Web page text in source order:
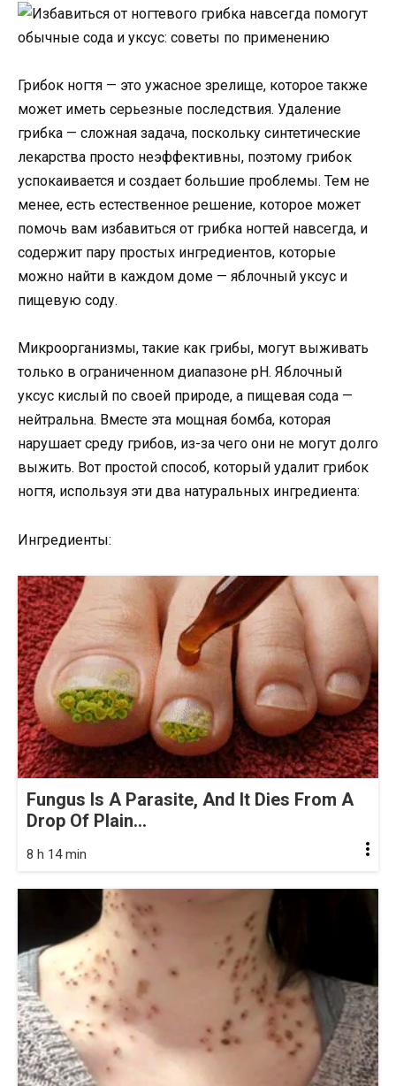
Грибок ногтя — это ужасное зрелище, которое также
может иметь серьезные последствия. Удаление
грибка — сложная задача, поскольку синтетические
лекарства просто неэффективны, поэтому грибок
успокаивается и создает большие проблемы. Тем не
менее, есть естественное решение, которое может
помочь вам избавиться от грибка ногтей навсегда, и
содержит пару простых ингредиентов, которые
можно найти в каждом доме — яблочный уксус и
пищевую соду.
Микроорганизмы, такие как грибы, могут выживать
только в ограниченном диапазоне рН. Яблочный
уксус кислый по своей природе, а пищевая сода —
нейтральна. Вместе эта мощная бомба, которая
нарушает среду грибов, из-за чего они не могут долго
выжить. Вот простой способ, который удалит грибок
ногтя, используя эти два натуральных ингредиента:
Ингредиенты:
Fungus Is A Parasite, And It Dies From A
Drop Of Plain...
8 h 14 min